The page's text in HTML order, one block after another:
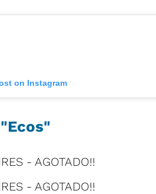
on Instagram
- AGOTADO!!
- AGOTADO!!